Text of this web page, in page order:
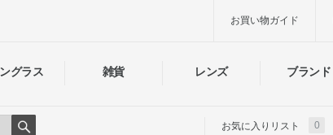
グラス 雑貨 レンズ ブランド
お買い物ガイド
お気に入りリスト 0